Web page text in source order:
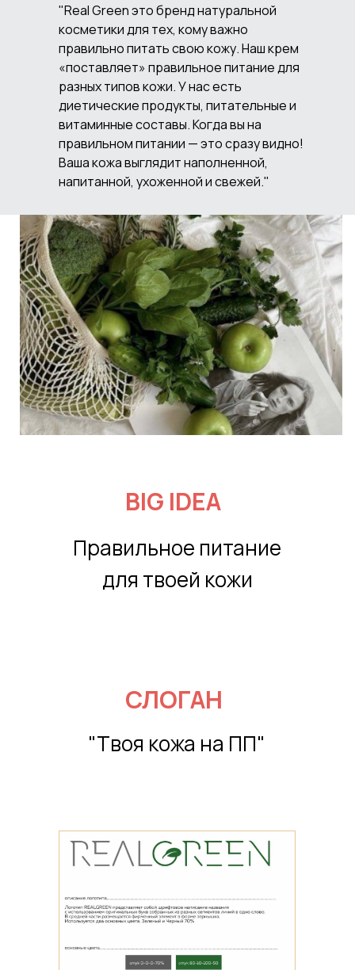
"Real Green это бренд натуральной
косметики для тех, кому важно
правильно питать свою кожу. Наш крем
«поставляет» правильное питание для
разных типов кожи. У нас есть
диетические продукты, питательные и
витаминные составы. Когда вы на
правильном питании — это сразу видно!
Ваша кожа выглядит наполненной,
напитанной, ухоженной и свежей."
BIG IDEA
Правильное питание
для твоей кожи
СЛОГАН
"Твоя кожа на ПП"